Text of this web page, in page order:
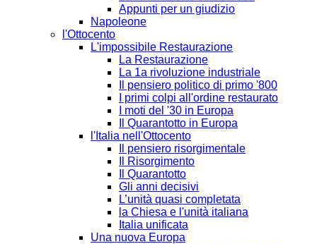
Appunti per un giudizio
Napoleone
l'Ottocento
L'impossibile Restaurazione
La Restaurazione
La 1a rivoluzione industriale
Il pensiero politico di primo '800
I primi colpi all'ordine restaurato
I moti del '30 in Europa
Il Quarantotto in Europa
l'Italia nell'Ottocento
Il pensiero risorgimentale
Il Risorgimento
Il Quarantotto
Gli anni decisivi
L’unità quasi completata
la Chiesa e l'unità italiana
Italia unificata
Una nuova Europa